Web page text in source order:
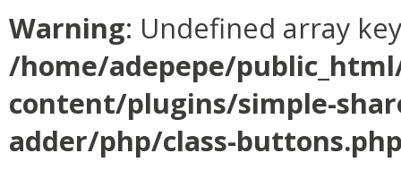
Warning: Undefined array
/home/adepepe/
content/plugins/simple-
adder/php/class-